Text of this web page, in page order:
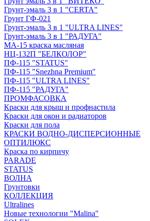
Грунт-эмаль 3 в 1 "CERTA"
Грунт ГФ-021
Грунт-эмаль 3 в 1 "ULTRA LINES"
Грунт-эмаль 3 в 1 "РАДУГА"
МА-15 краска масляная
НЦ-132П "БЕЛКОЛОР"
ПФ-115 "STATUS"
ПФ-115 "Snezhna Premium"
ПФ-115 "ULTRA LINES"
ПФ-115 "РАДУГА"
ПРОМФАСОВКА
Краски для крыш и профнастила
Краски для окон и радиаторов
Краски для пола
КРАСКИ ВОДНО-ДИСПЕРСИОННЫЕ
ОПТИЛЮКС
Краска по кирпичу
PARADE
STATUS
ВОЛНА
Грунтовки
КОЛЛЕКЦИЯ
Ultralines
Новые технологии "Malina"